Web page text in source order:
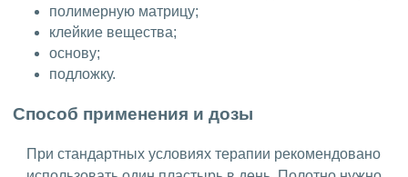
полимерную матрицу;
клейкие вещества;
основу;
подложку.
Способ применения и дозы
При стандартных условиях терапии рекомендовано